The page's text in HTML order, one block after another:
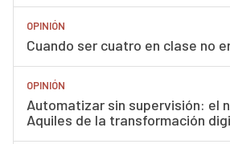
OPINIÓN
Cuando ser cuatro en clase no
OPINIÓN
Automatizar sin supervisión: el
Aquiles de la transformación